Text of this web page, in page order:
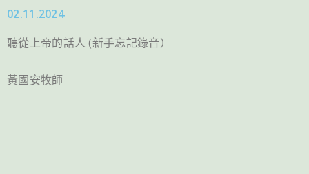
播
放
02.11.2024
聽從上帝的話人 (新手忘記錄音）
黃國安牧師